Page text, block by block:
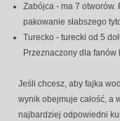
Zabójca - ma 7 otworów.
pakowanie słabszego
Turecko - turecki od 5
Przeznaczony dla fanów
Jeśli chcesz, aby fajka
wynik obejmuje całość, a
najbardziej odpowiedni